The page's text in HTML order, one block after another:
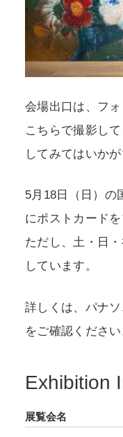
会場出口は、フ
こちらで撮影し
してみてはいかが
5月18日（日）の
にポストカードを
ただし、土・日
しています。
詳しくは、パナ
をご確認ください
Exhibition
展覧会名